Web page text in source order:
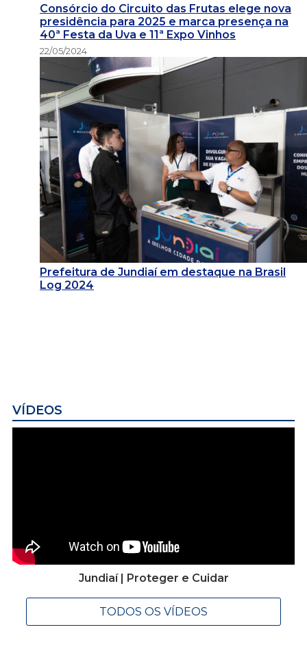
Consórcio do Circuito das Frutas elege nova
presidência para 2025 e marca presença na
40ª Festa da Uva e 11ª Expo Vinhos
22/05/2024
Prefeitura de Jundiaí em destaque na Brasil
Log 2024
VÍDEOS
Jundiaí | Proteger e Cuidar
TODOS OS VÍDEOS